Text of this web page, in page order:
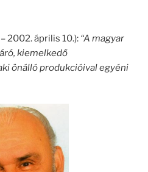
2002. április 10.): “A magyar
kiemelkedő
önálló produkcióival egyéni